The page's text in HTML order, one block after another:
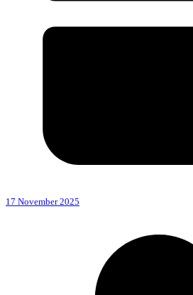
17 November 2025